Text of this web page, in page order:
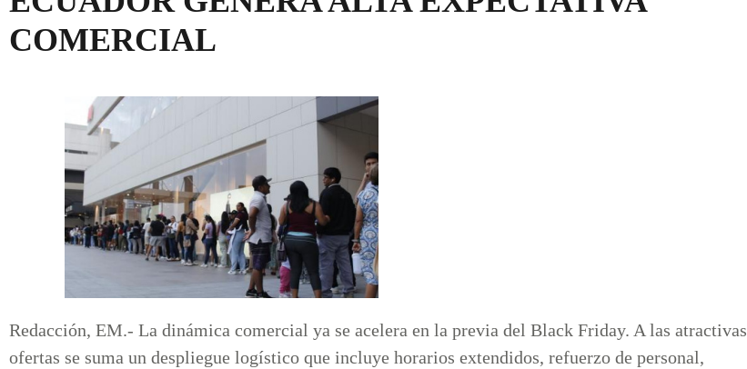
COMERCIAL
Redacción, EM.- La dinámica comercial ya se acelera en la previa del Black Friday. A las atractivas
ofertas se suma un despliegue logístico que incluye horarios extendidos, refuerzo de personal,